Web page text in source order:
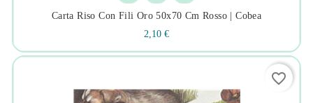
Carta Riso Con Fili Oro 50x70 Cm Rosso | Cobea
2,10 €
favorite_border